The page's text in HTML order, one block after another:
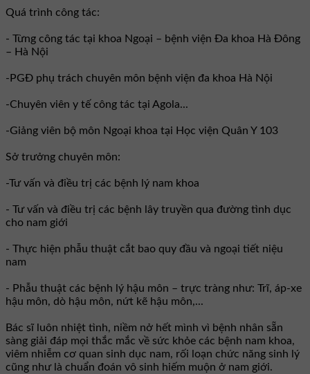
Quá trình công tác:
- Từng công tác tại khoa Ngoại – bệnh viện Đa khoa Hà Đông
– Hà Nội
-PGĐ phụ trách chuyên môn bệnh viện đa khoa Hà Nội
-Chuyên viên y tế công tác tại Agola...
-Giảng viên bộ môn Ngoại khoa tại Học viện Quân Y 103
Sở trưởng chuyên môn:
-Tư vấn và điều trị các bệnh lý nam khoa
- Tư vấn và điều trị các bệnh lây truyền qua đường tình dục
cho nam giới
- Thực hiện phẫu thuật cắt bao quy đầu và ngoại tiết niệu
nam
- Phẫu thuật các bệnh lý hậu môn – trực tràng như: Trĩ, áp-xe
hậu môn, dò hậu môn, nứt kẽ hậu môn,...
Bác sĩ luôn nhiệt tình, niềm nở hết mình vì bệnh nhân sẵn
sàng giải đáp mọi thắc mắc về sức khỏe các bệnh nam khoa,
viêm nhiễm cơ quan sinh dục nam, rối loạn chức năng sinh lý
cũng như là chuẩn đoán vô sinh hiếm muộn ở nam giới.